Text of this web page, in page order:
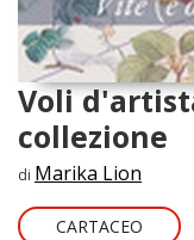
Voli
collezione
di Marika Lion
CARTACEO